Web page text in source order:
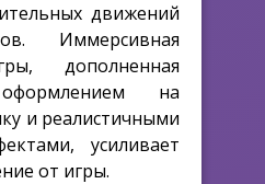
движений
Иммерсивная
дополненная
на
и реалистичными
усиливает
от игры.